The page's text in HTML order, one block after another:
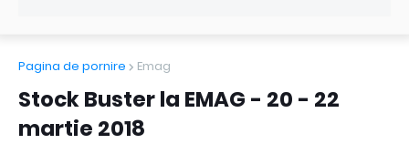
Pagina de pornire Emag
Stock Buster la EMAG - 20 - 22
martie 2018